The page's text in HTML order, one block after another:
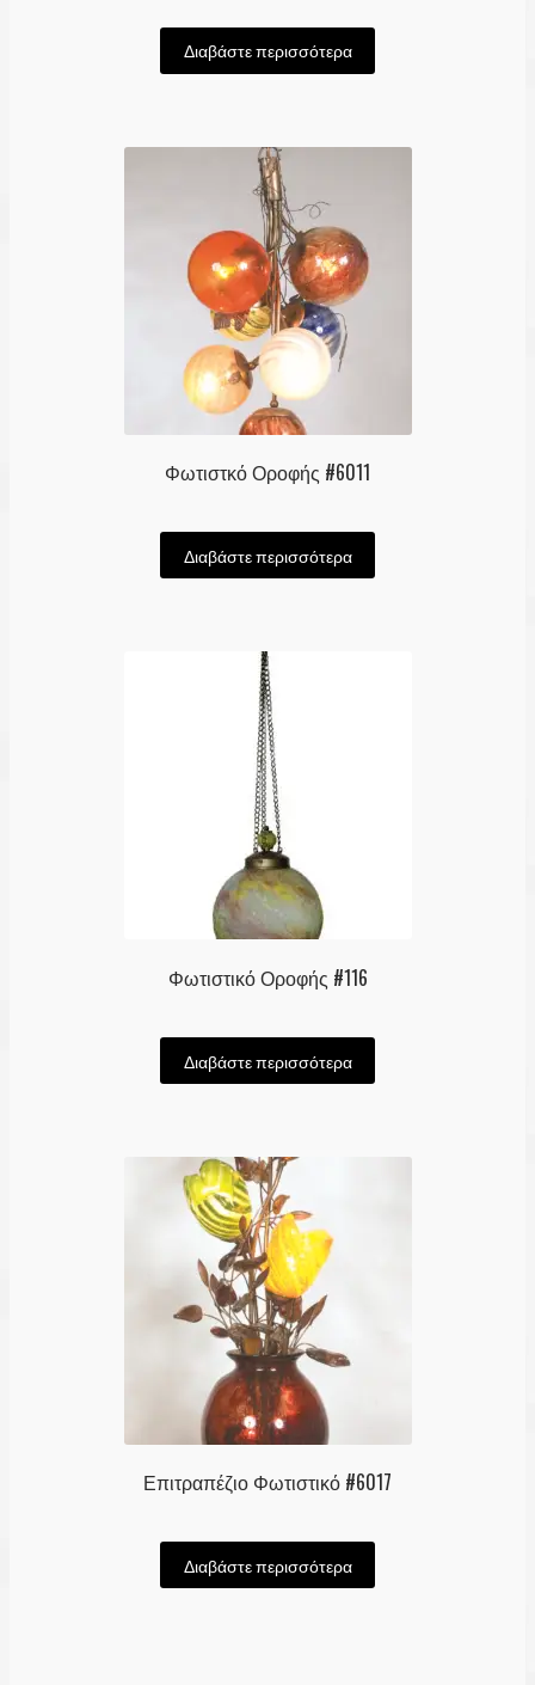
Διαβάστε περισσότερα
Φωτιστκό Οροφής #6011
Διαβάστε περισσότερα
Φωτιστικό Οροφής #116
Διαβάστε περισσότερα
Επιτραπέζιο Φωτιστικό #6017
Διαβάστε περισσότερα